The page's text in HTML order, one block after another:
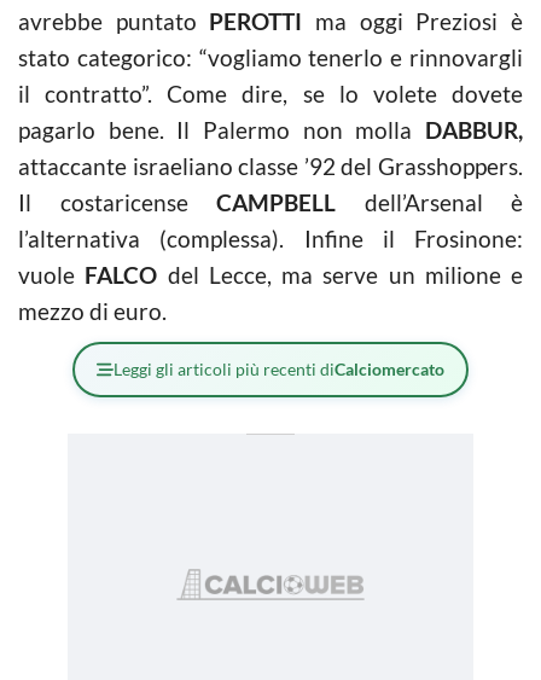
avrebbe puntato PEROTTI ma oggi Preziosi è
stato categorico: “vogliamo tenerlo e rinnovargli
il contratto”. Come dire, se lo volete dovete
pagarlo bene. Il Palermo non molla DABBUR,
attaccante israeliano classe ’92 del Grasshoppers.
Il costaricense CAMPBELL dell’Arsenal è
l’alternativa (complessa). Infine il Frosinone:
vuole FALCO del Lecce, ma serve un milione e
mezzo di euro.
Leggi gli articoli più recenti diCalciomercato